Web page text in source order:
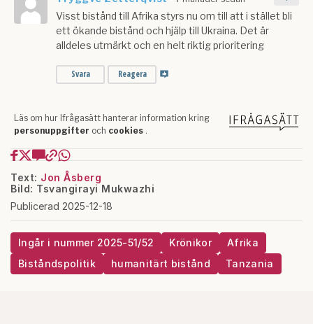
Text: Jon Åsberg
Bild: Tsvangirayi Mukwazhi
Publicerad 2025-12-18
Ingår i nummer 2025-51/52 Krönikor
Afrika
Biståndspolitik
humanitärt bistånd Tanzania